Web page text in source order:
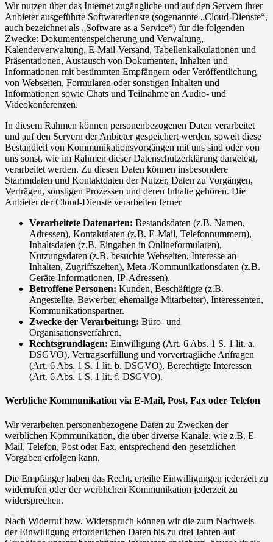
Wir nutzen über das Internet zugängliche und auf den Servern ihrer
Anbieter ausgeführte Softwaredienste (sogenannte „Cloud-Dienste“,
auch bezeichnet als „Software as a Service“) für die folgenden
Zwecke: Dokumentenspeicherung und Verwaltung,
Kalenderverwaltung, E-Mail-Versand, Tabellenkalkulationen und
Präsentationen, Austausch von Dokumenten, Inhalten und
Informationen mit bestimmten Empfängern oder Veröffentlichung
von Webseiten, Formularen oder sonstigen Inhalten und
Informationen sowie Chats und Teilnahme an Audio- und
Videokonferenzen.
In diesem Rahmen können personenbezogenen Daten verarbeitet
und auf den Servern der Anbieter gespeichert werden, soweit diese
Bestandteil von Kommunikationsvorgängen mit uns sind oder von
uns sonst, wie im Rahmen dieser Datenschutzerklärung dargelegt,
verarbeitet werden. Zu diesen Daten können insbesondere
Stammdaten und Kontaktdaten der Nutzer, Daten zu Vorgängen,
Verträgen, sonstigen Prozessen und deren Inhalte gehören. Die
Anbieter der Cloud-Dienste verarbeiten ferner
Verarbeitete Datenarten: Bestandsdaten (z.B. Namen,
Adressen), Kontaktdaten (z.B. E-Mail, Telefonnummern),
Inhaltsdaten (z.B. Eingaben in Onlineformularen),
Nutzungsdaten (z.B. besuchte Webseiten, Interesse an
Inhalten, Zugriffszeiten), Meta-/Kommunikationsdaten (z.B.
Geräte-Informationen, IP-Adressen).
Betroffene Personen: Kunden, Beschäftigte (z.B.
Angestellte, Bewerber, ehemalige Mitarbeiter), Interessenten,
Kommunikationspartner.
Zwecke der Verarbeitung: Büro- und
Organisationsverfahren.
Rechtsgrundlagen: Einwilligung (Art. 6 Abs. 1 S. 1 lit. a.
DSGVO), Vertragserfüllung und vorvertragliche Anfragen
(Art. 6 Abs. 1 S. 1 lit. b. DSGVO), Berechtigte Interessen
(Art. 6 Abs. 1 S. 1 lit. f. DSGVO).
Werbliche Kommunikation via E-Mail, Post, Fax oder Telefon
Wir verarbeiten personenbezogene Daten zu Zwecken der
werblichen Kommunikation, die über diverse Kanäle, wie z.B. E-
Mail, Telefon, Post oder Fax, entsprechend den gesetzlichen
Vorgaben erfolgen kann.
Die Empfänger haben das Recht, erteilte Einwilligungen jederzeit zu
widerrufen oder der werblichen Kommunikation jederzeit zu
widersprechen.
Nach Widerruf bzw. Widerspruch können wir die zum Nachweis
der Einwilligung erforderlichen Daten bis zu drei Jahren auf